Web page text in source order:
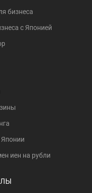
бизнеса
с Японией
Японии
иен на рубли